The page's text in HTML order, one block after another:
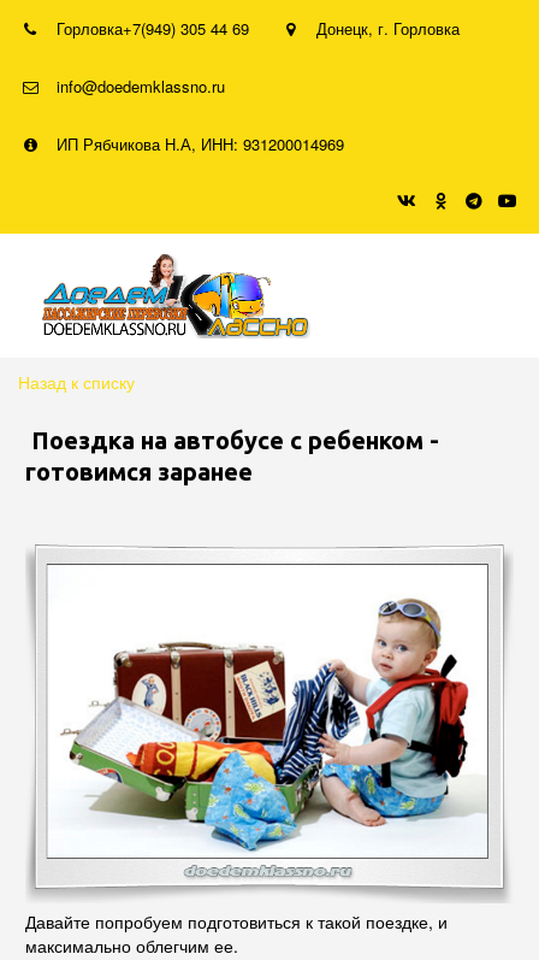
Горловка+7(949) 305 44 69 Донецк, г. Горловка
info@doedemklassno.ru
ИП Рябчикова Н.А, ИНН: 931200014969
Назад к списку
Поездка на автобусе с ребенком -
готовимся заранее
Давайте попробуем подготовиться к такой поездке, и
максимально облегчим ее.